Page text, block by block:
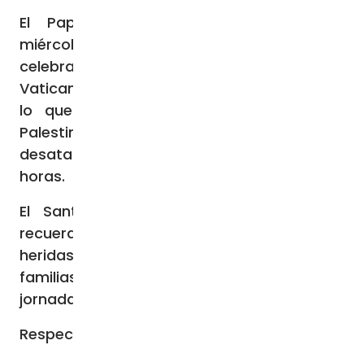
El Papa Francisco ha señalado este
miércoles, durante la Audiencia General
celebrada en la plaza de San Pedro en el
Vaticano que sigue “con dolor y aprensión
lo que está sucediendo en Israel y en
Palestina”, en referencia a la guerra
desatada en Tierra Santa en las últimas
horas.
El Santo Padre ha tenido palabras de
recuerdo para “las personas fallecidas y
heridas” y ha pedido oraciones “por sus
familias que han visto transformar una
jornada de fiesta en un día de luto”.
Respecto del conflicto armado que se